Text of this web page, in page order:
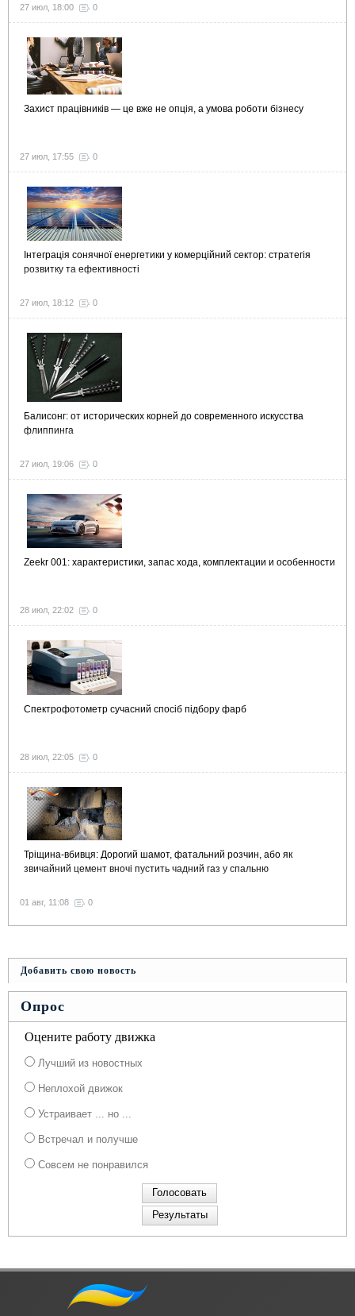
27 июл, 18:00 0
Захист працівників — це вже не опція, а умова роботи бізнесу
27 июл, 17:55 0
Інтеграція сонячної енергетики у комерційний сектор: стратегія
розвитку та ефективності
27 июл, 18:12 0
Балисонг: от исторических корней до современного искусства
флиппинга
27 июл, 19:06 0
Zeekr 001: характеристики, запас хода, комплектации и особенности
28 июл, 22:02 0
Спектрофотометр сучасний спосіб підбору фарб
28 июл, 22:05 0
Тріщина-вбивця: Дорогий шамот, фатальний розчин, або як
звичайний цемент вночі пустить чадний газ у спальню
01 авг, 11:08 0
Добавить свою новость
Опрос
Оцените работу движка
Лучший из новостных
Неплохой движок
Устраивает ... но ...
Встречал и получше
Совсем не понравился